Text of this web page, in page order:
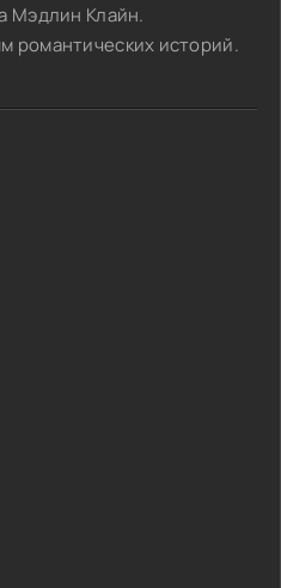
Мэдлин Клайн.
романтических историй.